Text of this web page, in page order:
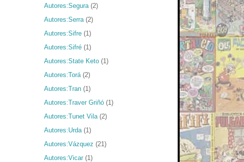
Autores:Segura (2)
Autores:Serra (2)
Autores:Sifre (1)
Autores:Sifré (1)
Autores:State Keto (1)
Autores:Torá (2)
Autores:Tran (1)
Autores:Traver Griñó (1)
Autores:Tunet Vila (2)
Autores:Urda (1)
Autores:Vázquez (21)
Autores:Vicar (1)